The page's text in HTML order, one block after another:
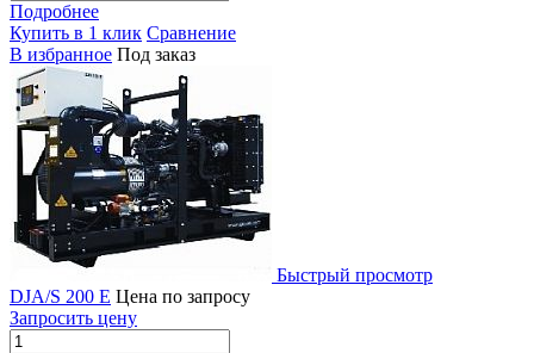
Подробнее
Купить в 1 клик Сравнение
В избранное Под заказ
Быстрый просмотр
DJA/S 200 E Цена по запросу
Запросить цену